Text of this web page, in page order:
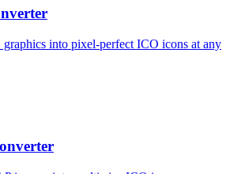
into pixel-perfect ICO icons at any